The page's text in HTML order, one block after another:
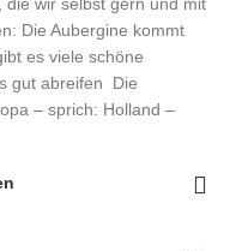
Die Aubergine kommt
es viele schöne
gut abreifen Die
– sprich: Holland –